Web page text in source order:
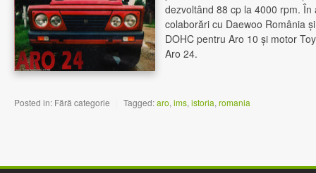
dezvoltând 88 cp la 4000 rpm.
colaborări cu Daewoo România
DOHC pentru Aro 10 şi motor
Aro 24.
Posted in: Fără categorie Tagged:aro, ims, istoria, romania